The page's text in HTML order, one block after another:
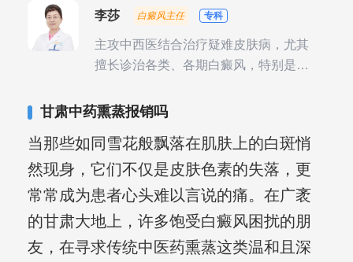
李莎 白癜风主任 专科
主攻中西医结合治疗疑难皮肤病，尤其
擅长诊治各类、各期白癜风，特别是对
复发期;临床运用中医的辨证施治，理法
甘肃中药熏蒸报销吗
当那些如同雪花般飘落在肌肤上的白斑悄
然现身，它们不仅是皮肤色素的失落，更
常常成为患者心头难以言说的痛。在广袤
的甘肃大地上，许多饱受白癜风困扰的朋
友，在寻求传统中医药熏蒸这类温和且深